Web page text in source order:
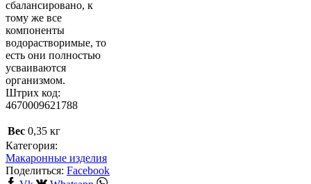
сбалансировано, к
тому же все
компоненты
водорастворимые, то
есть они полностью
усваиваются
организмом.
Штрих код:
4670009621788
Вес 0,35 кг
Категория:
Макаронные изделия
Поделиться: Facebook